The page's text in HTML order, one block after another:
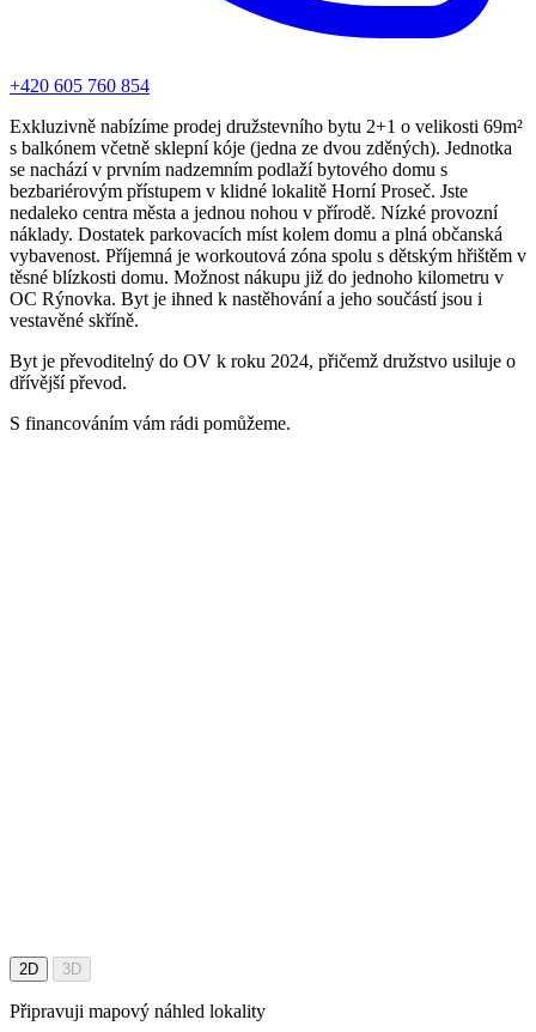
+420 605 760 854
Exkluzivně nabízíme prodej družstevního bytu 2+1 o velikosti 69m²
s balkónem včetně sklepní kóje (jedna ze dvou zděných). Jednotka
se nachází v prvním nadzemním podlaží bytového domu s
bezbariérovým přístupem v klidné lokalitě Horní Proseč. Jste
nedaleko centra města a jednou nohou v přírodě. Nízké provozní
náklady. Dostatek parkovacích míst kolem domu a plná občanská
vybavenost. Příjemná je workoutová zóna spolu s dětským hřištěm v
těsné blízkosti domu. Možnost nákupu již do jednoho kilometru v
OC Rýnovka. Byt je ihned k nastěhování a jeho součástí jsou i
vestavěné skříně.
Byt je převoditelný do OV k roku 2024, přičemž družstvo usiluje o
dřívější převod.
S financováním vám rádi pomůžeme.
2D 3D
Připravuji mapový náhled lokality